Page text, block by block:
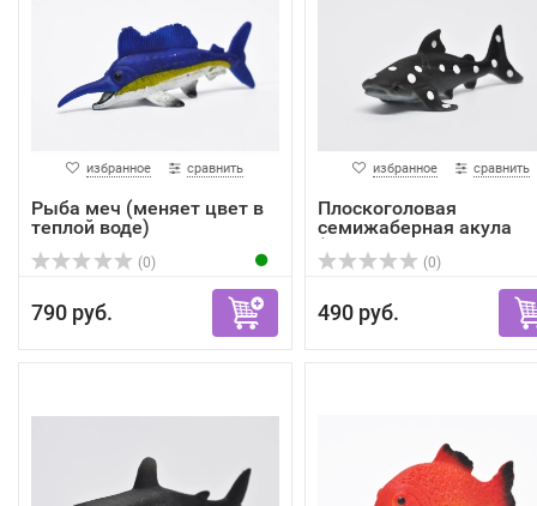
избранное сравнить
Рыба меч (меняет цвет в
теплой воде)
(0)
790 руб.
избранное сравнить
Плоскоголовая
семижаберная акула
(меняет цв...
(0)
490 руб.